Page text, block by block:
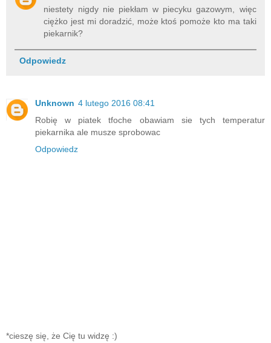
niestety nigdy nie piekłam w piecyku gazowym, więc
ciężko jest mi doradzić, może ktoś pomoże kto ma taki
piekarnik?
Odpowiedz
Unknown 4 lutego 2016 08:41
Robię w piatek tfoche obawiam sie tych temperatur
piekarnika ale musze sprobowac
Odpowiedz
*cieszę się, że Cię tu widzę :)